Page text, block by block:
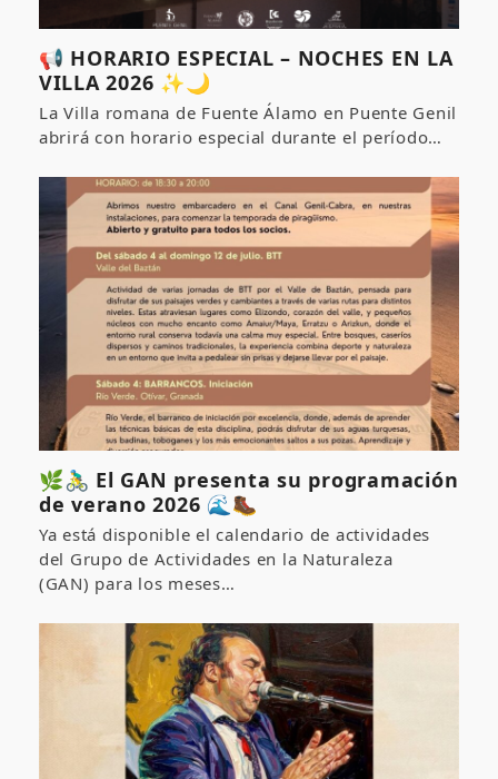
📢 HORARIO ESPECIAL – NOCHES EN LA
VILLA 2026 ✨🌙
La Villa romana de Fuente Álamo en Puente Genil
abrirá con horario especial durante el período…
🌿🚴‍♂️ El GAN presenta su programación
de verano 2026 🌊🥾
Ya está disponible el calendario de actividades
del Grupo de Actividades en la Naturaleza
(GAN) para los meses…